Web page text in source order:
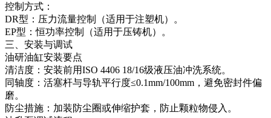
控制方式：
DR型：压力流量控制（适用于注塑机）。
EP型：恒功率控制（适用于压铸机）。
三、安装与调试
油研油缸安装要点
清洁度：安装前用ISO 4406 18/16级液压油冲洗系统。
同轴度：活塞杆与导轨平行度≤0.1mm/100mm，避免密封件偏
磨。
防尘措施：加装防尘圈或伸缩护套，防止颗粒物侵入。